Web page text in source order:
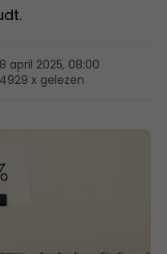
8 april 2025, 08:00
4929 x gelezen